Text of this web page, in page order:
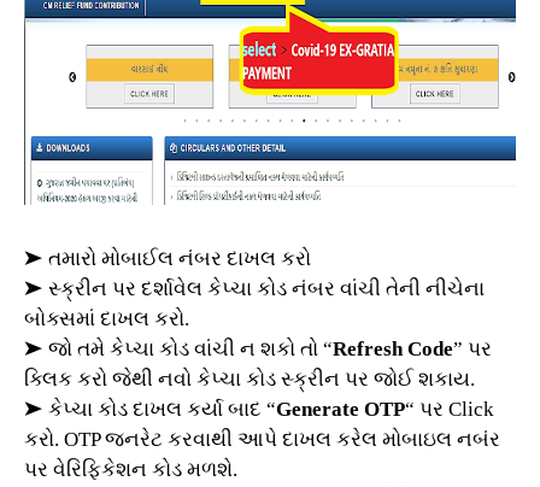
➤ તમારો મોબાઈલ નંબર દાખલ કરો
➤ સ્ક્રીન પર દર્શાવેલ કેપ્ચા કોડ નંબર વાંચી તેની નીચેના
બોક્સમાં દાખલ કરો.
➤ જો તમે કેપ્ચા કોડ વાંચી ન શકો તો “Refresh Code” પર
ક્લિક કરો જેથી નવો કેપ્ચા કોડ સ્ક્રીન પર જોઈ શકાય.
➤ કેપ્ચા કોડ દાખલ કર્યા બાદ “Generate OTP“ પર Click
કરો. OTP જનરેટ કરવાથી આપે દાખલ કરેલ મોબાઇલ નબંર
પર વેરિફિકેશન કોડ મળશે.